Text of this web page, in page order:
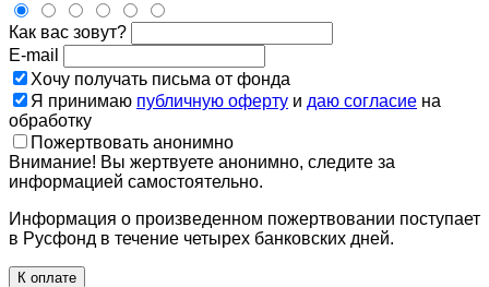
Как вас зовут?
E-mail
Хочу получать письма от фонда
Я принимаю публичную оферту и даю согласие на
обработку
Пожертвовать анонимно
Внимание! Вы жертвуете анонимно, следите за
информацией самостоятельно.
Информация о произведенном пожертвовании поступает
в Русфонд в течение четырех банковских дней.
К оплате